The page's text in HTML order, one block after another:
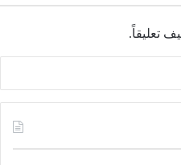
تعليقاً.